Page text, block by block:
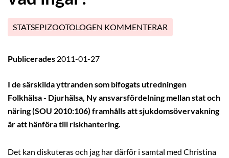
STATSEPIZOOTOLOGEN KOMMENTERAR
Publicerades 2011-01-27
I de särskilda yttranden som bifogats utredningen
Folkhälsa - Djurhälsa, Ny ansvarsfördelning mellan stat och
näring (SOU 2010:106) framhålls att sjukdomsövervakning
är att hänföra till riskhantering.
Det kan diskuteras och jag har därför i samtal med Christina